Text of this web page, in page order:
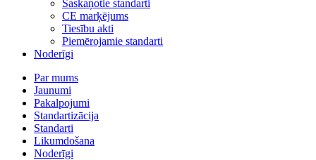
Saskaņotie standarti
CE marķējums
Tiesību akti
Piemērojamie standarti
Noderīgi
Par mums
Jaunumi
Pakalpojumi
Standartizācija
Standarti
Likumdošana
Noderīgi